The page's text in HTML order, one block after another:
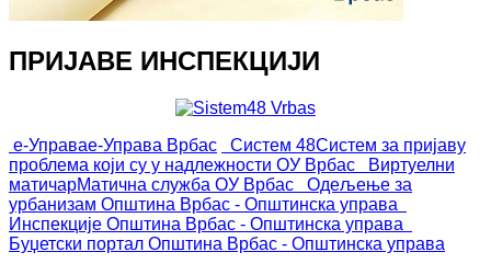
ПРИЈАВЕ ИНСПЕКЦИЈИ
е-Управае-Управа Врбас Систем 48Систем за пријаву
проблема који су у надлежности ОУ Врбас
Виртуелни
матичарМатична служба ОУ Врбас
Одељење за
урбанизам Општина Врбас - Општинска управа
Инспекције Општина Врбас - Општинска управа
Буџетски портал Општина Врбас - Општинска управа